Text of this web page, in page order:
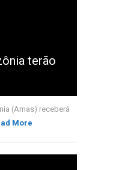
terão
(Amas) receberá
More